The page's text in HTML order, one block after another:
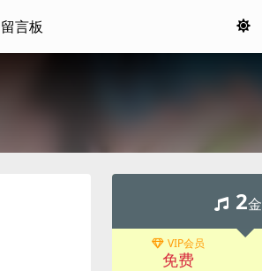
留言板
2
VIP会员
免费